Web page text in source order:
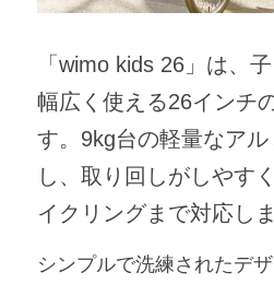
「wimo kids 26」は、
幅広く使える26インチ
す。9kg台の軽量なア
し、取り回しがしやす
イクリングまで対応しま
シンプルで洗練されたデ